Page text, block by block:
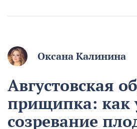
Оксана Калинина
Августовская
прищипка: как
созревание